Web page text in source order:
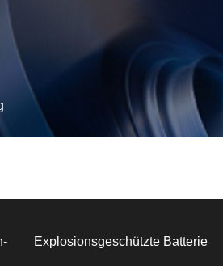
Explosionsgeschützte Batterie